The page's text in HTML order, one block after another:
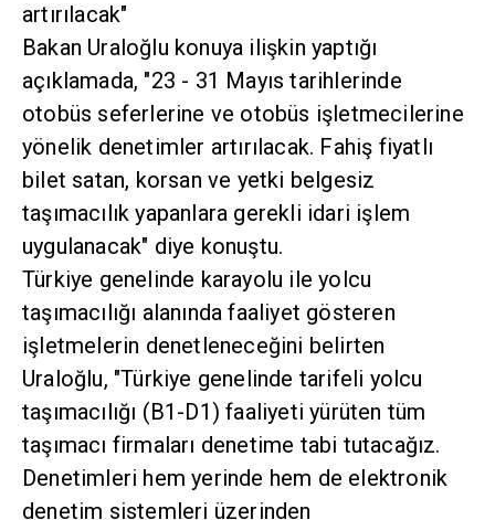
artırılacak"
Bakan Uraloğlu konuya ilişkin yaptığı
açıklamada, "23 - 31 Mayıs tarihlerinde
otobüs seferlerine ve otobüs işletmecilerine
yönelik denetimler artırılacak. Fahiş fiyatlı
bilet satan, korsan ve yetki belgesiz
taşımacılık yapanlara gerekli idari işlem
uygulanacak" diye konuştu.
Türkiye genelinde karayolu ile yolcu
taşımacılığı alanında faaliyet gösteren
işletmelerin denetleneceğini belirten
Uraloğlu, "Türkiye genelinde tarifeli yolcu
taşımacılığı (B1-D1) faaliyeti yürüten tüm
taşımacı firmaları denetime tabi tutacağız.
Denetimleri hem yerinde hem de elektronik
denetim sistemleri üzerinden